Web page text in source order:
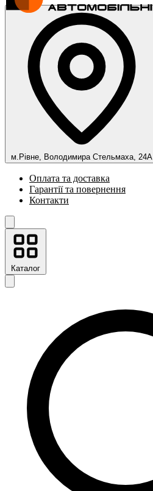
м.Рівне, Володимира Стельмаха, 24А
Оплата та доставка
Гарантії та повернення
Контакти
Каталог